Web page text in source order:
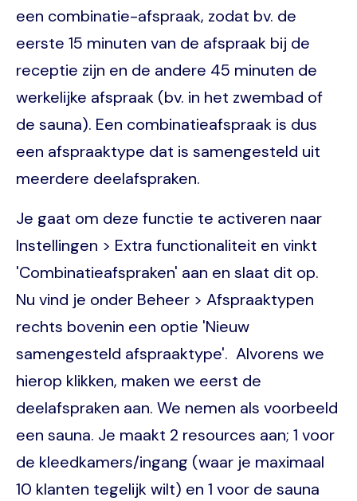
een combinatie-afspraak, zodat bv. de
eerste 15 minuten van de afspraak bij de
receptie zijn en de andere 45 minuten de
werkelijke afspraak (bv. in het zwembad of
de sauna). Een combinatieafspraak is dus
een afspraaktype dat is samengesteld uit
meerdere deelafspraken.
Je gaat om deze functie te activeren naar
Instellingen > Extra functionaliteit en vinkt
'Combinatieafspraken' aan en slaat dit op.
Nu vind je onder Beheer > Afspraaktypen
rechts bovenin een optie 'Nieuw
samengesteld afspraaktype'. Alvorens we
hierop klikken, maken we eerst de
deelafspraken aan. We nemen als voorbeeld
een sauna. Je maakt 2 resources aan; 1 voor
de kleedkamers/ingang (waar je maximaal
10 klanten tegelijk wilt) en 1 voor de sauna